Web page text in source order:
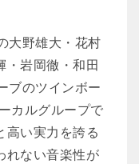
大野雄大・花村
・岩岡徹・和田
ブのツインボー
カルグループで
高い実力を誇る
れない音楽性が